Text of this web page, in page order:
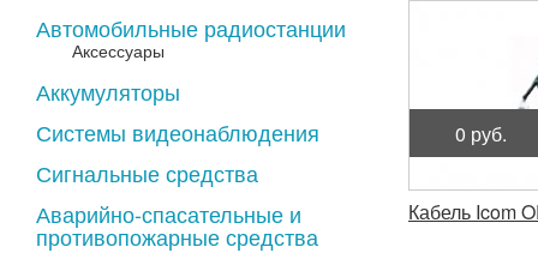
Автомобильные радиостанции
Аксессуары
Аккумуляторы
Системы видеонаблюдения
Сигнальные средства
Аварийно-спасательные и
противопожарные средства
0 руб.
Кабель Icom